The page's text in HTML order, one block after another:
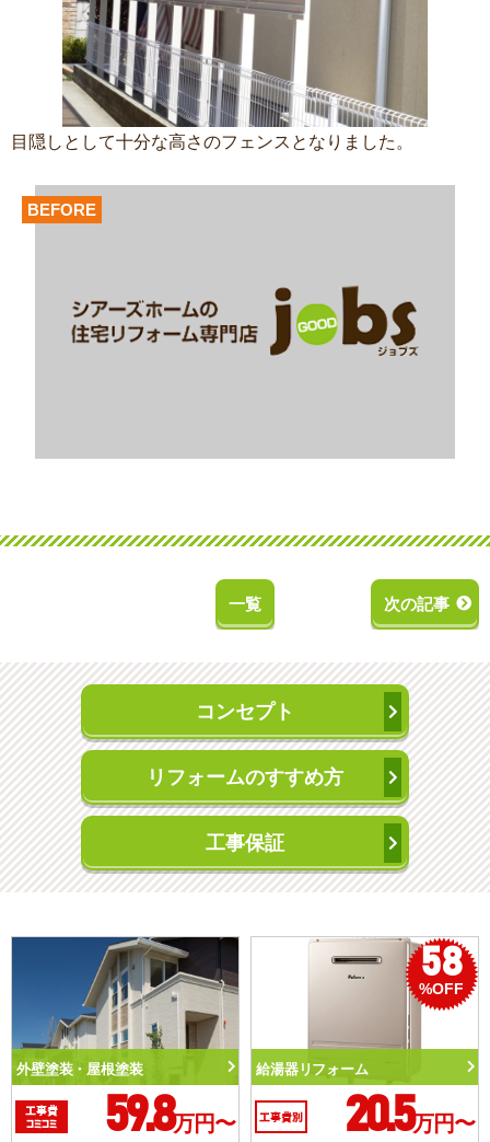
目隠しとして十分な高さのフェンスとなりました。
BEFORE
一覧 次の記事
コンセプト
リフォームのすすめ方
工事保証
外壁塗装・屋根塗装
工事費
コミコミ
59.8万円〜
58
%OFF
給湯器リフォーム
工事費別 20.5万円〜